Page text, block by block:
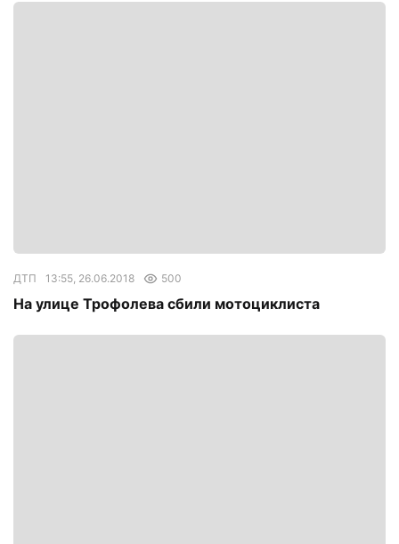
ДТП 13:55, 26.06.2018 500
На улице Трофолева сбили мотоциклиста